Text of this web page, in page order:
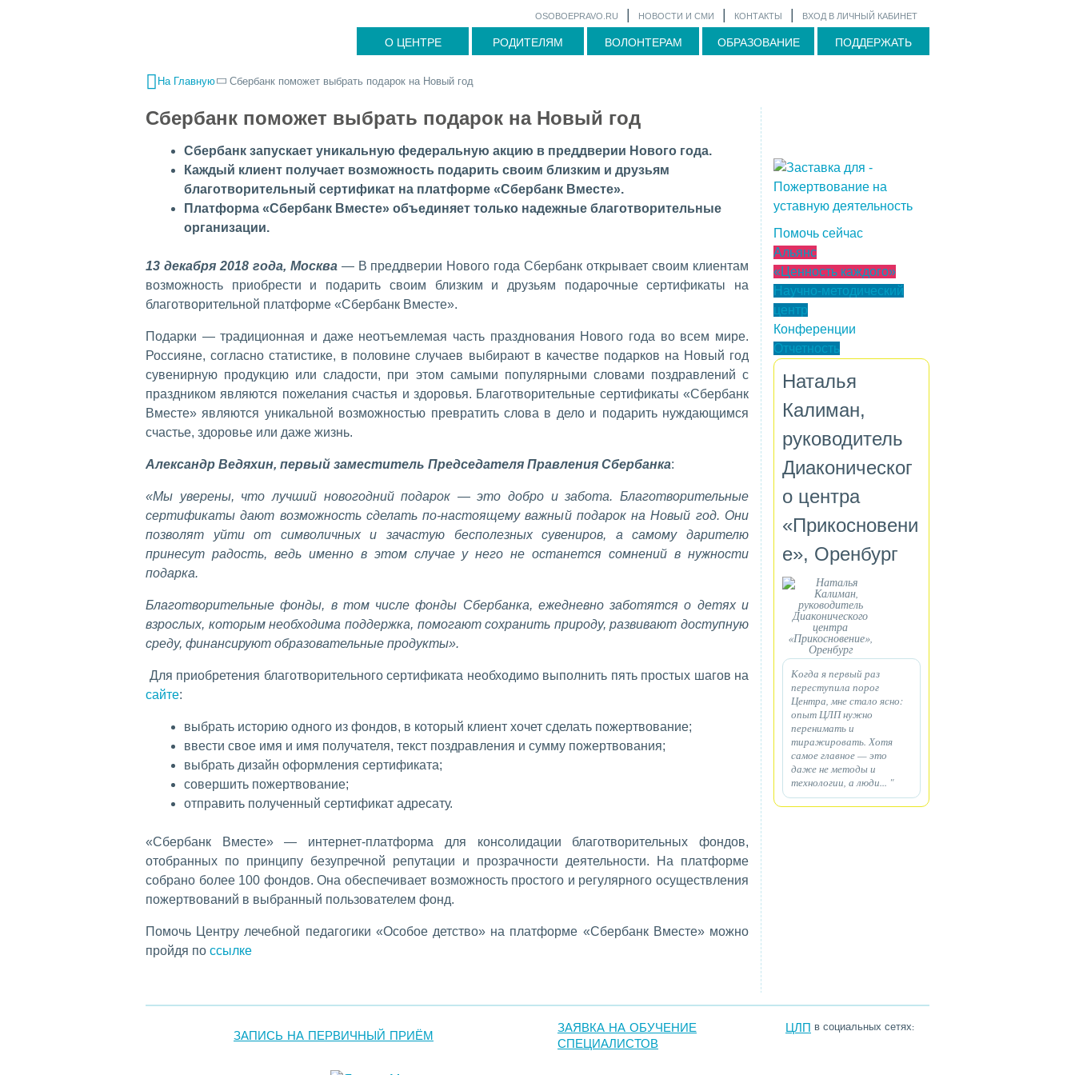
OSOBOEPRAVO.RU НОВОСТИ И СМИ КОНТАКТЫ ВХОД В ЛИЧНЫЙ КАБИНЕТ
О ЦЕНТРЕ РОДИТЕЛЯМ ВОЛОНТЕРАМ ОБРАЗОВАНИЕ ПОДДЕРЖАТЬ
На Главную Сбербанк поможет выбрать подарок на Новый год
Сбербанк поможет выбрать подарок на Новый год
Сбербанк запускает уникальную федеральную акцию в преддверии Нового года.
Каждый клиент получает возможность подарить своим близким и друзьям
благотворительный сертификат на платформе «Сбербанк Вместе».
Платформа «Сбербанк Вместе» объединяет только надежные благотворительные
организации.
13 декабря 2018 года, Москва— В преддверии Нового года Сбербанк открывает своим клиентам
возможность приобрести и подарить своим близким и друзьям подарочные сертификаты на
благотворительной платформе «Сбербанк Вместе».
Подарки — традиционная и даже неотъемлемая часть празднования Нового года во всем мире.
Россияне, согласно статистике, в половине случаев выбирают в качестве подарков на Новый год
сувенирную продукцию или сладости, при этом самыми популярными словами поздравлений с
праздником являются пожелания счастья и здоровья. Благотворительные сертификаты «Сбербанк
Вместе» являются уникальной возможностью превратить слова в дело и подарить нуждающимся
счастье, здоровье или даже жизнь.
Александр Ведяхин, первый заместитель Председателя Правления Сбербанка:
«Мы уверены, что лучший новогодний подарок — это добро и забота. Благотворительные
сертификаты дают возможность сделать по-настоящему важный подарок на Новый год. Они
позволят уйти от символичных и зачастую бесполезных сувениров, а самому дарителю
принесут радость, ведь именно в этом случае у него не останется сомнений в нужности
подарка.
Благотворительные фонды, в том числе фонды Сбербанка, ежедневно заботятся о детях и
взрослых, которым необходима поддержка, помогают сохранить природу, развивают доступную
среду, финансируют образовательные продукты».
Для приобретения благотворительного сертификата необходимо выполнить пять простых шагов на
сайте:
выбрать историю одного из фондов, в который клиент хочет сделать пожертвование;
ввести свое имя и имя получателя, текст поздравления и сумму пожертвования;
выбрать дизайн оформления сертификата;
совершить пожертвование;
отправить полученный сертификат адресату.
«Сбербанк Вместе» — интернет-платформа для консолидации благотворительных фондов,
отобранных по принципу безупречной репутации и прозрачности деятельности. На платформе
собрано более 100 фондов. Она обеспечивает возможность простого и регулярного осуществления
пожертвований в выбранный пользователем фонд.
Помочь Центру лечебной педагогики «Особое детство» на платформе «Сбербанк Вместе» можно
пройдя по ссылке
Помочь сейчас
Альянс
«Ценность каждого»
Научно-методический
центр
Конференции
Отчетность
Наталья
Калиман,
руководитель
Диаконическог
о центра
«Прикосновени
е», Оренбург
Когда я первый раз
переступила порог
Центра, мне стало ясно:
опыт ЦЛП нужно
перенимать и
тиражировать. Хотя
самое главное — это
даже не методы и
технологии, а люди... "
ЗАПИСЬ НА ПЕРВИЧНЫЙ ПРИЁМ
ЗАЯВКА НА ОБУЧЕНИЕ
СПЕЦИАЛИСТОВ
ЦЛП в социальных сетях: